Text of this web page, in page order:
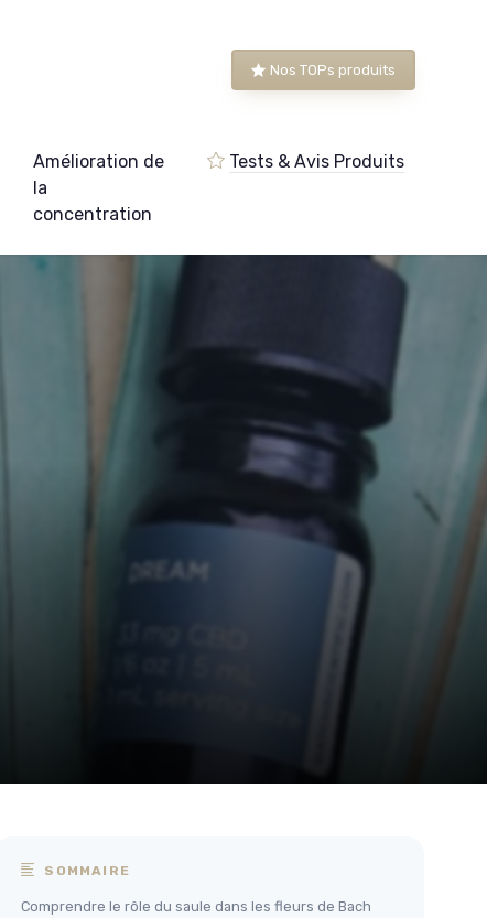
Nos TOPs produits
Amélioration de
la
concentration
Tests & Avis Produits
SOMMAIRE
Comprendre le rôle du saule dans les fleurs de Bach